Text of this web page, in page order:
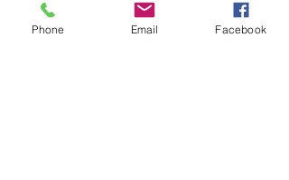
Phone Email Facebook